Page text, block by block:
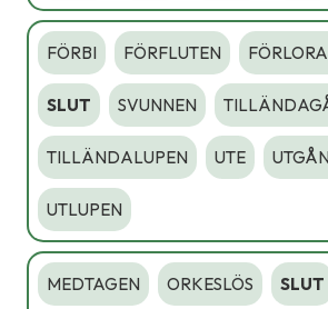
FÖRBI FÖRFLUTEN
SLUT SVUNNEN
TILLÄNDALUPEN UTE
UTLUPEN
MEDTAGEN ORKESLÖS SLUT